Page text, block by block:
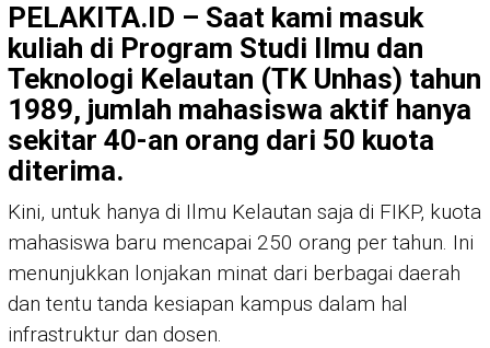
PELAKITA.ID – Saat kami masuk
kuliah di Program Studi Ilmu dan
Teknologi Kelautan (TK Unhas) tahun
1989, jumlah mahasiswa aktif hanya
sekitar 40-an orang dari 50 kuota
diterima.
Kini, untuk hanya di Ilmu Kelautan saja di FIKP, kuota
mahasiswa baru mencapai 250 orang per tahun. Ini
menunjukkan lonjakan minat dari berbagai daerah
dan tentu tanda kesiapan kampus dalam hal
infrastruktur dan dosen.